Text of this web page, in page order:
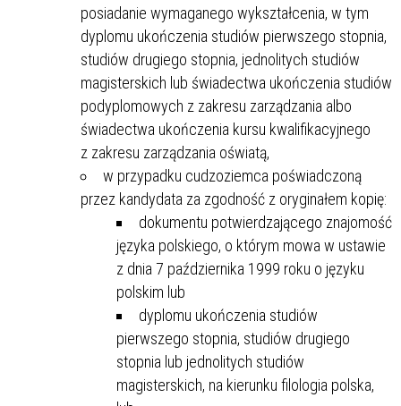
posiadanie wymaganego wykształcenia, w tym
dyplomu ukończenia studiów pierwszego stopnia,
studiów drugiego stopnia, jednolitych studiów
magisterskich lub świadectwa ukończenia studiów
podyplomowych z zakresu zarządzania albo
świadectwa ukończenia kursu kwalifikacyjnego
z zakresu zarządzania oświatą,
w przypadku cudzoziemca poświadczoną
przez kandydata za zgodność z oryginałem kopię:
dokumentu potwierdzającego znajomość
języka polskiego, o którym mowa w ustawie
z dnia 7 października 1999 roku o języku
polskim lub
dyplomu ukończenia studiów
pierwszego stopnia, studiów drugiego
stopnia lub jednolitych studiów
magisterskich, na kierunku filologia polska,